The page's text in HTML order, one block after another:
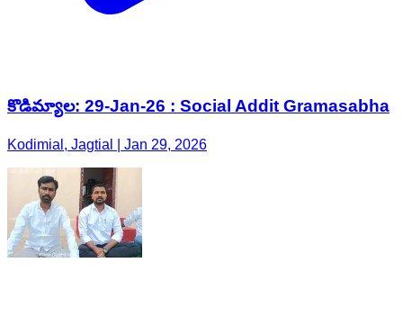
కొడిమ్యాల: 29-Jan-26 : Social Addit Gramasabha
Kodimial, Jagtial | Jan 29, 2026